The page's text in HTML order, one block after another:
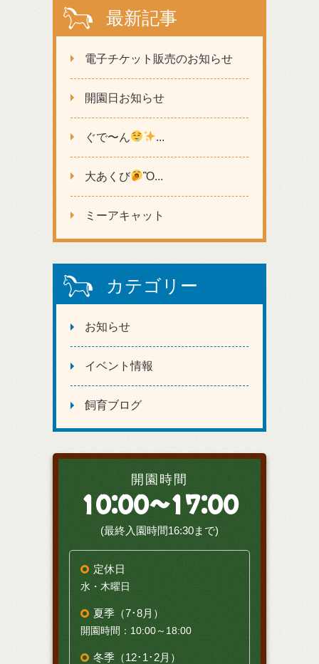
最新記事
電子チケット販売のお知らせ
開園日お知らせ
ぐで〜ん ...
大あくび Ὂ...
ミーアキャット
カテゴリー
お知らせ
イベント情報
飼育ブログ
開園時間
10:00～17:00
(最終入園時間16:30まで)
定休日
水・木曜日
夏季（7･8月）
開園時間：10:00～18:00
冬季（12･1･2月）